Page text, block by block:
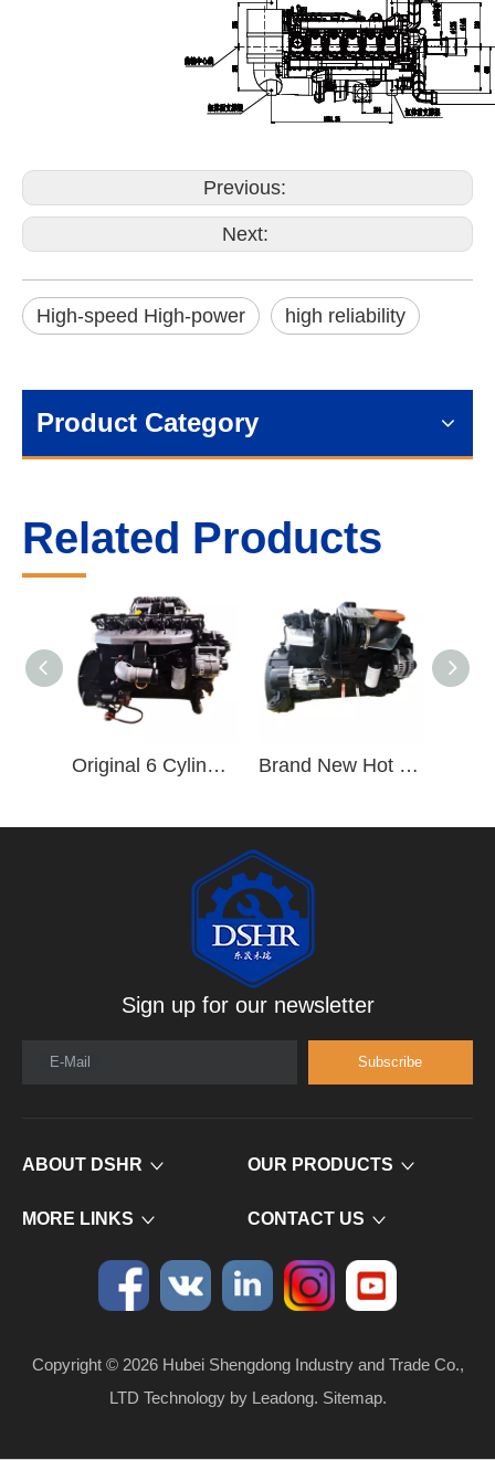
Previous:
Next:
High-speed High-power high reliability
Product Category
Related Products
Original 6 Cylinder 154KW Diesel Engine Assembly QSB5.9-C210-30 for Heavy Truck Brand New Hot Sale QSB5.9 Diesel Engine QSB5.9-C160-30 Engine Assembly
Sign up for our newsletter
E-Mail Subscribe
ABOUT DSHR OUR PRODUCTS
MORE LINKS CONTACT US
Copyright © 2026​​​​​​​ Hubei Shengdong Industry and Trade Co.,
LTD Technology by Leadong. Sitemap.